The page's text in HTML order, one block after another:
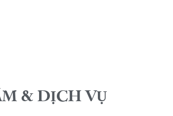
& DỊCH VỤ